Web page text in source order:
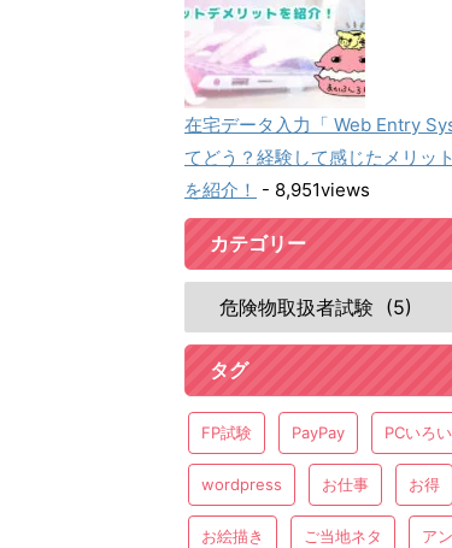
在宅データ入力「 Web Entry
てどう？経験して感じたメリッ
を紹介！ - 8,951views
カテゴリー
タグ
FP試験 PayPay PCいろ
wordpress お仕事 お得
お絵描き ご当地ネタ ア